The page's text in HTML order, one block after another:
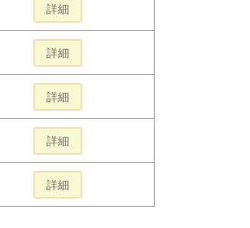
詳細
詳細
詳細
詳細
詳細